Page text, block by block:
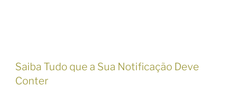
Saiba Tudo que a Sua Notificação Deve
Conter